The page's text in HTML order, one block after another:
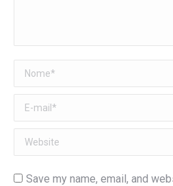
Nome *
E-mail *
Website
Save my name, email, and